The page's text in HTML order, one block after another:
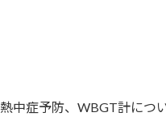
中症予防、WBGT計につ